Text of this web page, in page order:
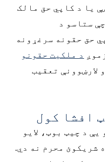
یا د کاپي حق مالک
ستاسو د
حق حقونه سرغړونه
د ملکیت حقونو
لارښوونې تعقیب
افشا کول
د چیټ بوټ، لایو
شریکوئ محرم نه دي.